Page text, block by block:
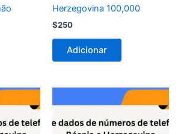
Herzegovina 100,000
$250
Adicionar